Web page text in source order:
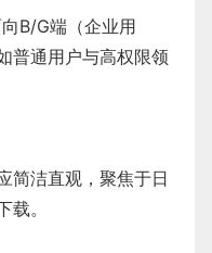
B/G端（企业用
普通用户与高权限领
简洁直观，聚焦于日
。